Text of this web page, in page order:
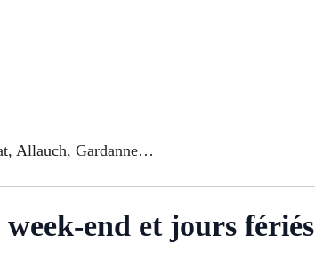
Allauch, Gardanne…
end et jours fériés